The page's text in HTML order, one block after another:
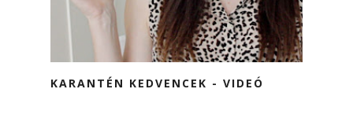
KARANTÉN KEDVENCEK - VIDEÓ